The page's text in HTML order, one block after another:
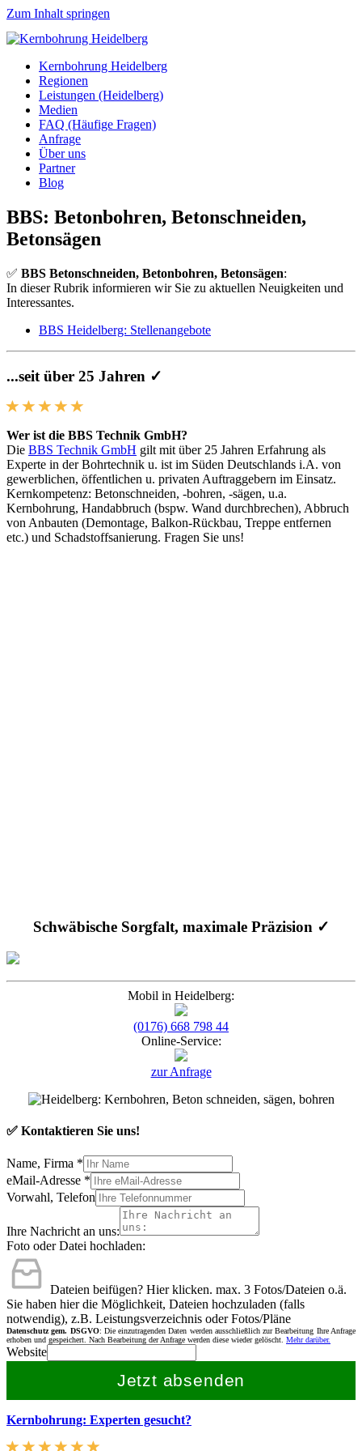
Zum Inhalt springen
Kernbohrung Heidelberg
Regionen
Leistungen (Heidelberg)
Medien
FAQ (Häufige Fragen)
Anfrage
Über uns
Partner
Blog
BBS: Betonbohren, Betonschneiden,
Betonsägen
✅ BBS Betonschneiden, Betonbohren, Betonsägen:
In dieser Rubrik informieren wir Sie zu aktuellen Neuigkeiten und
Interessantes.
BBS Heidelberg: Stellenangebote
...seit über 25 Jahren ✓
Wer ist die BBS Technik GmbH?
Die BBS Technik GmbH gilt mit über 25 Jahren Erfahrung als
Experte in der Bohrtechnik u. ist im Süden Deutschlands i.A. von
gewerblichen, öffentlichen u. privaten Auftraggebern im Einsatz.
Kernkompetenz: Betonschneiden, -bohren, -sägen, u.a.
Kernbohrung, Handabbruch (bspw. Wand durchbrechen), Abbruch
von Anbauten (Demontage, Balkon-Rückbau, Treppe entfernen
etc.) und Schadstoffsanierung. Fragen Sie uns!
Schwäbische Sorgfalt, maximale Präzision ✓
Mobil in Heidelberg:
(0176) 668 798 44
Online-Service:
zur Anfrage
✅ Kontaktieren Sie uns!
Name, Firma *
eMail-Adresse *
Vorwahl, Telefon
Ihre Nachricht an uns:
Foto oder Datei hochladen:
Dateien beifügen? Hier klicken. max. 3 Fotos/Dateien o.ä.
Sie haben hier die Möglichkeit, Dateien hochzuladen (falls
notwendig), z.B. Leistungsverzeichnis oder Fotos/Pläne
Datenschutz gem. DSGVO: Die einzutragenden Daten werden ausschließlich zur Bearbeitung Ihre Anfrage
erhoben und gespeichert. Nach Bearbeitung der Anfrage werden diese wieder gelöscht. Mehr darüber.
Website
Jetzt absenden
Kernbohrung: Experten gesucht?